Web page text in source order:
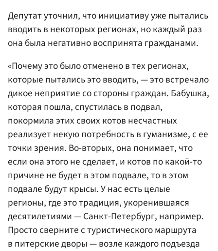
Депутат уточнил, что инициативу уже пытались
вводить в некоторых регионах, но каждый раз
она была негативно воспринята гражданами.
«Почему это было отменено в тех регионах,
которые пытались это вводить, — это встречало
дикое неприятие со стороны граждан. Бабушка,
которая пошла, спустилась в подвал,
покормила этих своих котов несчастных
реализует некую потребность в гуманизме, с ее
точки зрения. Во-вторых, она понимает, что
если она этого не сделает, и котов по какой-то
причине не будет в этом подвале, то в этом
подвале будут крысы. У нас есть целые
регионы, где это традиция, укоренившаяся
десятилетиями —Санкт-Петербург, например.
Просто сверните с туристического маршрута
в питерские дворы — возле каждого подъезда